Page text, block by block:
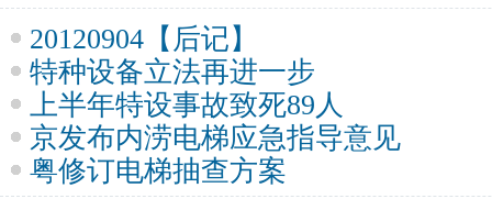
20120904【后记】
特种设备立法再进一步
上半年特设事故致死89人
京发布内涝电梯应急指导意见
粤修订电梯抽查方案